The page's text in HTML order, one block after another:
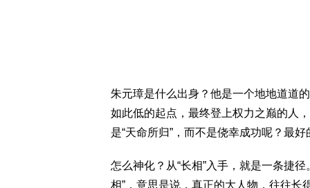
朱元璋是什么出身？他是一个地地道道
如此低的起点，最终登上权力之巅的人
是“天命所归”，而不是侥幸成功呢？最
怎么神化？从“长相”入手，就是一条捷
相”，意思是说，真正的大人物，往往长